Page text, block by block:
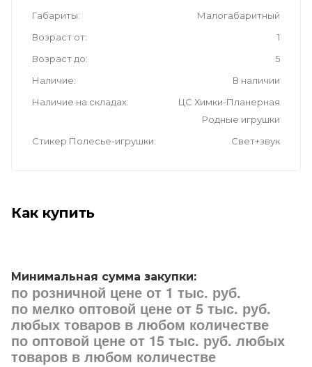
Габариты
Малогабаритный
Возраст от
1
Возраст до
5
Наличие
В наличии
Наличие на складах
ЦС Химки-Планерная
Родные игрушки
Стикер Полесье-игрушки
Свет+звук
Как купить
Минимальная сумма закупки:
по розничной цене от 1 тыс. руб.
по мелко оптовой цене от 5 тыс. руб.
любых товаров в любом количестве
по оптовой цене от 15 тыс. руб. любых
товаров в любом количестве